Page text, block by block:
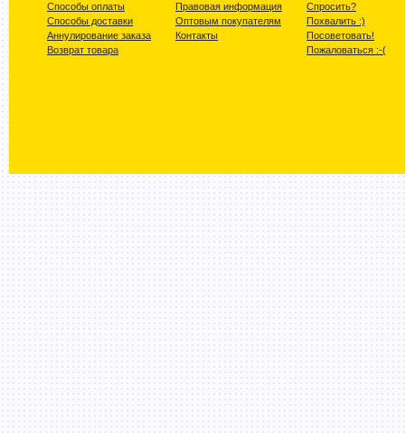
Способы оплаты
Способы доставки
Аннулирование заказа
Возврат товара
Правовая информация
Оптовым покупателям
Контакты
Спросить?
Похвалить :)
Посоветовать!
Пожаловаться :-(